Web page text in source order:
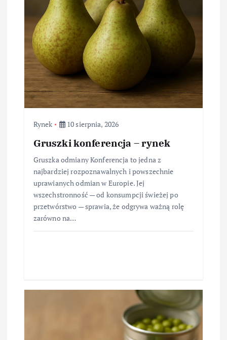
Rynek 10 sierpnia, 2026
Gruszki konferencja – rynek
Gruszka odmiany Konferencja to jedna z
najbardziej rozpoznawalnych i powszechnie
uprawianych odmian w Europie. Jej
wszechstronność — od konsumpcji świeżej po
przetwórstwo — sprawia, że odgrywa ważną rolę
zarówno na…